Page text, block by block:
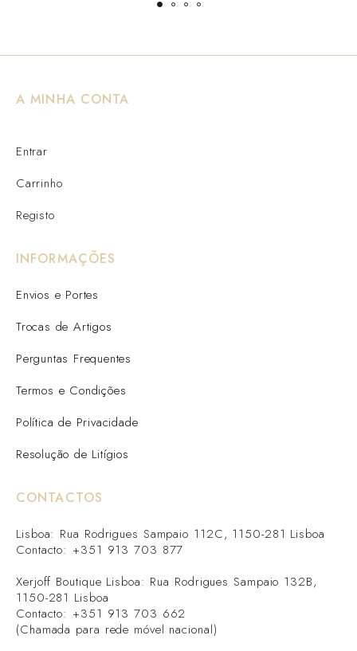
A MINHA CONTA
Entrar
Carrinho
Registo
INFORMAÇÕES
Envios e Portes
Trocas de Artigos
Perguntas Frequentes
Termos e Condições
Política de Privacidade
Resolução de Litígios
CONTACTOS
Lisboa: Rua Rodrigues Sampaio 112C, 1150-281 Lisboa
Contacto: +351 913 703 877
Xerjoff Boutique Lisboa: Rua Rodrigues Sampaio 132B,
1150-281 Lisboa
Contacto: +351 913 703 662
(Chamada para rede móvel nacional)